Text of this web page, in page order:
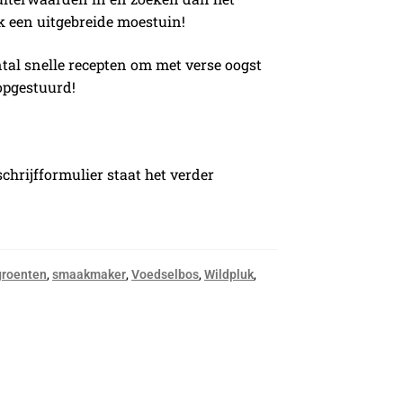
een uitgebreide moestuin!
snelle recepten om met verse oogst
staat het verder
,smaakmaker,Voedselbos,Wildpluk,